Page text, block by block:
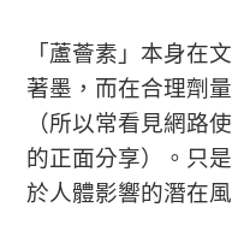
「蘆薈素」本身在
著墨，而在合理劑
（所以常看見網路
的正面分享）。只
於人體影響的潛在風